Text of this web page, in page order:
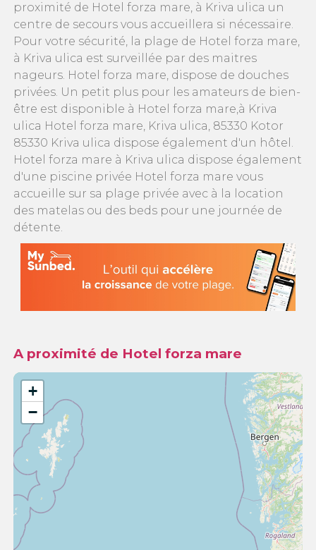
proximité de Hotel forza mare, à Kriva ulica un
centre de secours vous accueillera si nécessaire.
Pour votre sécurité, la plage de Hotel forza mare,
à Kriva ulica est surveillée par des maitres
nageurs. Hotel forza mare, dispose de douches
privées. Un petit plus pour les amateurs de bien-
être est disponible à Hotel forza mare,à Kriva
ulica Hotel forza mare, Kriva ulica, 85330 Kotor
85330 Kriva ulica dispose également d'un hôtel.
Hotel forza mare à Kriva ulica dispose également
d'une piscine privée Hotel forza mare vous
accueille sur sa plage privée avec à la location
des matelas ou des beds pour une journée de
détente.
A proximité de Hotel forza mare
+
−